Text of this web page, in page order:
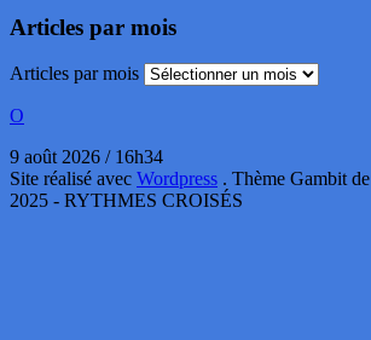
Articles par mois
Articles par mois
O
9 août 2026 / 16h34
Site réalisé avec Wordpress . Thème Gambit de
2025 - RYTHMES CROISÉS